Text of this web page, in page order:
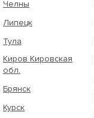
Челны
Липецк
Тула
Киров Кировская
обл.
Брянск
Курск